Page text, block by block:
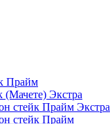
Прайм
(Мачете) Экстра
стейк Прайм Экстра
стейк Прайм